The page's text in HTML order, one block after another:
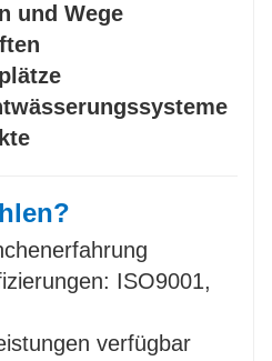
und Wege
ISO9001,
verfügbar